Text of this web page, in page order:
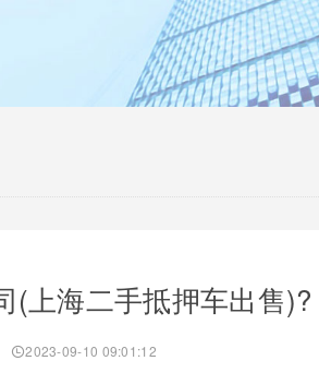
(上海二手抵押车出售)?
2023-09-10 09:01:12